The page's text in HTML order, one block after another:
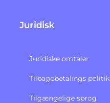
Juridisk
Juridiske omtaler
Tilbagebetalings politik​
Tilgængelige sprog